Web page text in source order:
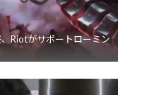
Riotがサポートローミン